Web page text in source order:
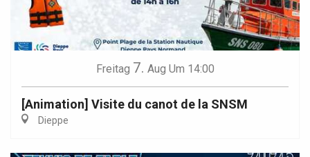
Freitag 7. Aug Um 14:00
[Animation] Visite du canot de la SNSM
Dieppe